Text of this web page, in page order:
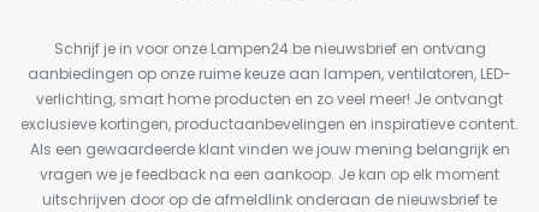
Schrijf je in voor onze Lampen24.be nieuwsbrief en ontvang
aanbiedingen op onze ruime keuze aan lampen, ventilatoren, LED-
verlichting, smart home producten en zo veel meer! Je ontvangt
exclusieve kortingen, productaanbevelingen en inspiratieve content.
Als een gewaardeerde klant vinden we jouw mening belangrijk en
vragen we je feedback na een aankoop. Je kan op elk moment
uitschrijven door op de afmeldlink onderaan de nieuwsbrief te